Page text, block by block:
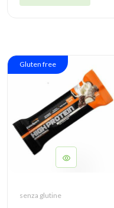
Gluten free
senza glutine